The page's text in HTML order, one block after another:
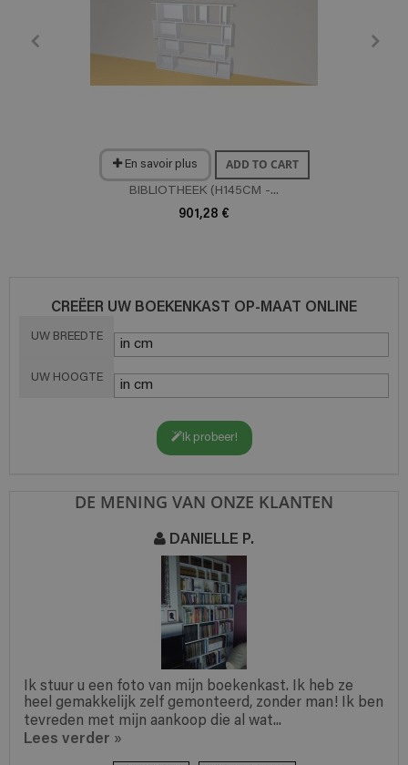
En savoir plus ADD TO CART
BIBLIOTHEEK (H145CM -...
901,28 €
CREËER UW BOEKENKAST OP-MAAT ONLINE
UW BREEDTE
UW HOOGTE
Ik probeer!
DE MENING VAN ONZE KLANTEN
DANIELLE P.
Ik stuur u een foto van mijn boekenkast. Ik heb ze
heel gemakkelijk zelf gemonteerd, zonder man! Ik ben
tevreden met mijn aankoop die al wat...
Lees verder »